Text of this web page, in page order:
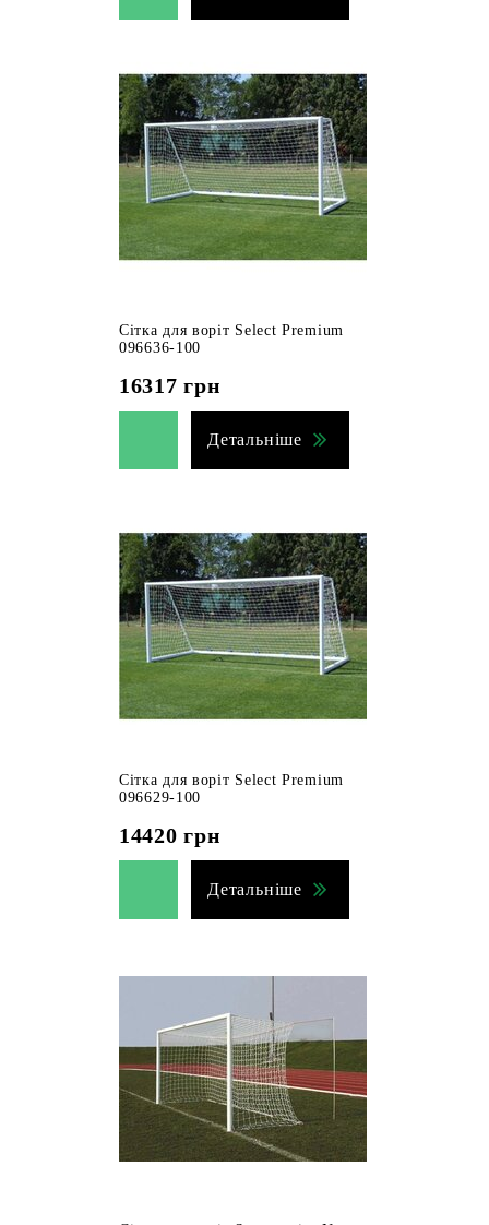
Сітка для воріт Select Premium
096636-100
16317 грн
Детальніше
Сітка для воріт Select Premium
096629-100
14420 грн
Детальніше